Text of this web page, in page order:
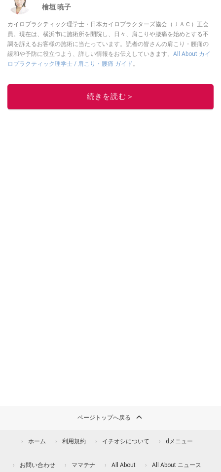
檜垣 暁子
カイロプラクティック理学士・日本カイロプラクターズ協会（ＪＡＣ）正会
員。現在は、横浜市に施術所を開院し、日々、肩こりや腰痛を始めとする不
調を訴えるお客様の施術に当たっています。読者の皆さんの肩こり・腰痛の
緩和や予防に役立つよう、詳しい情報をお伝えしていきます。 All About カイ
ロプラクティック理学士 / 肩こり・腰痛 ガイド。
続きを読む＞
ページトップへ戻る
ホーム 利用規約 イチオシについて dメニュー
お問い合わせ ママテナ All About All About ニュース